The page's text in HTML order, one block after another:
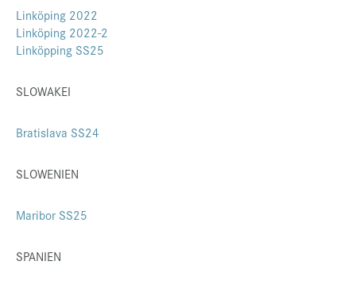
Linköping 2022
Linköping 2022-2
Linköpping SS25
SLOWAKEI
Bratislava SS24
SLOWENIEN
Maribor SS25
SPANIEN